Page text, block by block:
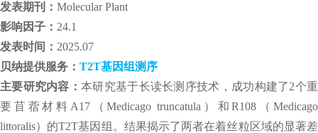
发表期刊： Molecular Plant
影响因子： 24.1
发表时间： 2025.07
贝纳提供服务： T2T基因组测序
主要研究内容：本研究基于长读长测序技术，成功构建了2个重
要苜蓿材料A17（Medicago truncatula）和R108（Medicago
littoralis）的T2T基因组。结果揭示了两者在着丝粒区域的显著差